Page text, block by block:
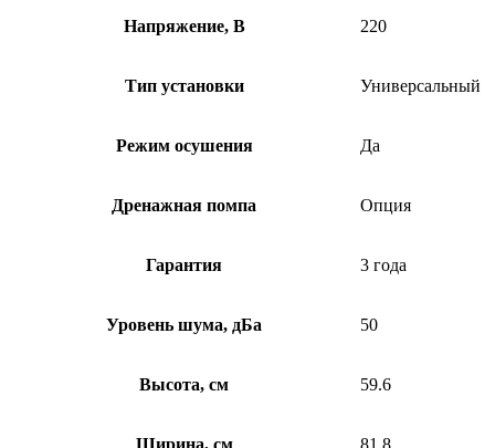
Напряжение, В 220
Тип установки Универсальный
Режим осушения Да
Дренажная помпа Опция
Гарантия 3 года
Уровень шума, дБа 50
Высота, см 59.6